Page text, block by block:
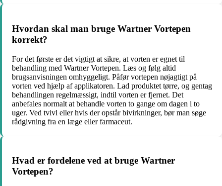
Hvordan skal man bruge Wartner Vortepen
korrekt?
For det første er det vigtigt at sikre, at vorten er egnet til
behandling med Wartner Vortepen. Læs og følg altid
brugsanvisningen omhyggeligt. Påfør vortepen nøjagtigt på
vorten ved hjælp af applikatoren. Lad produktet tørre, og gentag
behandlingen regelmæssigt, indtil vorten er fjernet. Det
anbefales normalt at behandle vorten to gange om dagen i to
uger. Ved tvivl eller hvis der opstår bivirkninger, bør man søge
rådgivning fra en læge eller farmaceut.
Hvad er fordelene ved at bruge Wartner
Vortepen?